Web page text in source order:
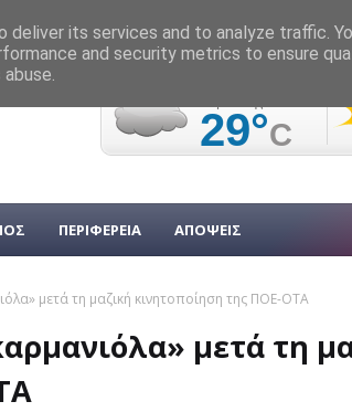
ΠΕΡΙΦΕΡΕΙΑ ΑΠΟΨΕΙΣ
μετά τη μαζική κινητοποίηση της ΠΟΕ-ΟΤΑ
μετά τη
its services and to analyze traffic.
and security metrics to ensure